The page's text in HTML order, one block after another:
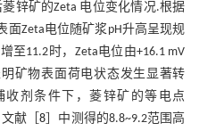
菱锌矿的Zeta 电位变化情况.根据
面Zeta电位随矿浆pH升高呈现规
至11.2时，Zeta电位由+16.1 mV
矿物表面荷电状态发生显著转
收剂条件下，菱锌矿的等电点
文献［8 ］中测得的8.8~9.2范围高